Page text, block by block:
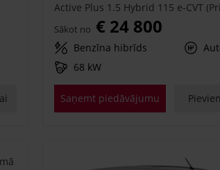
Sākot no € 24 800
Benzīna hibrīds
68 kW
Saņemt piedāvājumu